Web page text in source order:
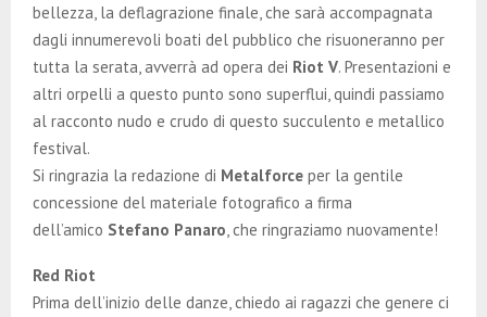
bellezza, la deflagrazione finale, che sarà accompagnata
dagli innumerevoli boati del pubblico che risuoneranno per
tutta la serata, avverrà ad opera dei Riot V. Presentazioni e
altri orpelli a questo punto sono superflui, quindi passiamo
al racconto nudo e crudo di questo succulento e metallico
festival.
Si ringrazia la redazione di Metalforce per la gentile
concessione del materiale fotografico a firma
dell’amico Stefano Panaro , che ringraziamo nuovamente!
Red Riot
Prima dell’inizio delle danze, chiedo ai ragazzi che genere ci